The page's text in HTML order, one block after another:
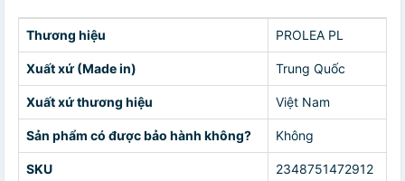
Thương hiệu PROLEA PL
Xuất xứ (Made in) Trung Quốc
Xuất xứ thương hiệu Việt Nam
Sản phẩm có được bảo hành không? Không
SKU 2348751472912